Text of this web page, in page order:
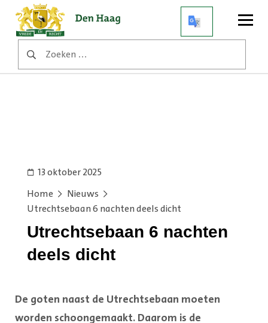
naar:
Open
Utrechtsebaan 6 nachten
deels dicht
13 oktober 2025
Home
Nieuws
Utrechtsebaan 6 nachten deels dicht
De goten naast de Utrechtsebaan moeten
worden schoongemaakt. Daarom is de